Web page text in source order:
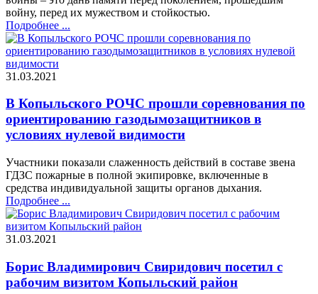
войну, перед их мужеством и стойкостью.
Подробнее ...
31.03.2021
В Копыльского РОЧС прошли соревнования по
ориентированию газодымозащитников в
условиях нулевой видимости
Участники показали слаженность действий в составе звена
ГДЗС пожарные в полной экипировке, включенные в
средства индивидуальной защиты органов дыхания.
Подробнее ...
31.03.2021
Борис Владимирович Свиридович посетил с
рабочим визитом Копыльский район